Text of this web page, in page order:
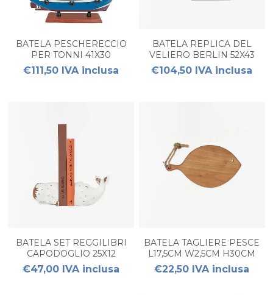
BATELA PESCHERECCIO
PER TONNI 41X30
€111,50 IVA inclusa
BATELA REPLICA DEL
VELIERO BERLIN 52X43
€104,50 IVA inclusa
BATELA SET REGGILIBRI
CAPODOGLIO 25X12
€47,00 IVA inclusa
BATELA TAGLIERE PESCE
L17,5CM W2,5CM H30CM
€22,50 IVA inclusa